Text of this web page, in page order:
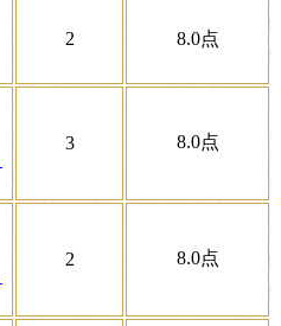
2 8.0点
3 8.0点
2 8.0点